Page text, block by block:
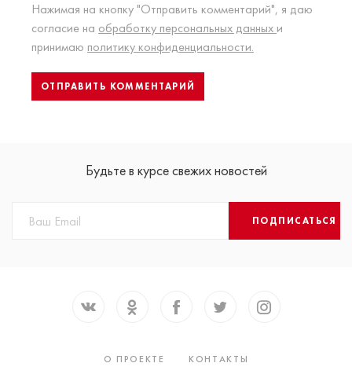
Нажимая на кнопку "Отправить комментарий", я даю
согласие на обработку персональных данных и
принимаю политику конфиденциальности.
Будьте в курсе свежих новостей
ПОДПИСАТЬСЯ
О ПРОЕКТЕ
КОНТАКТЫ